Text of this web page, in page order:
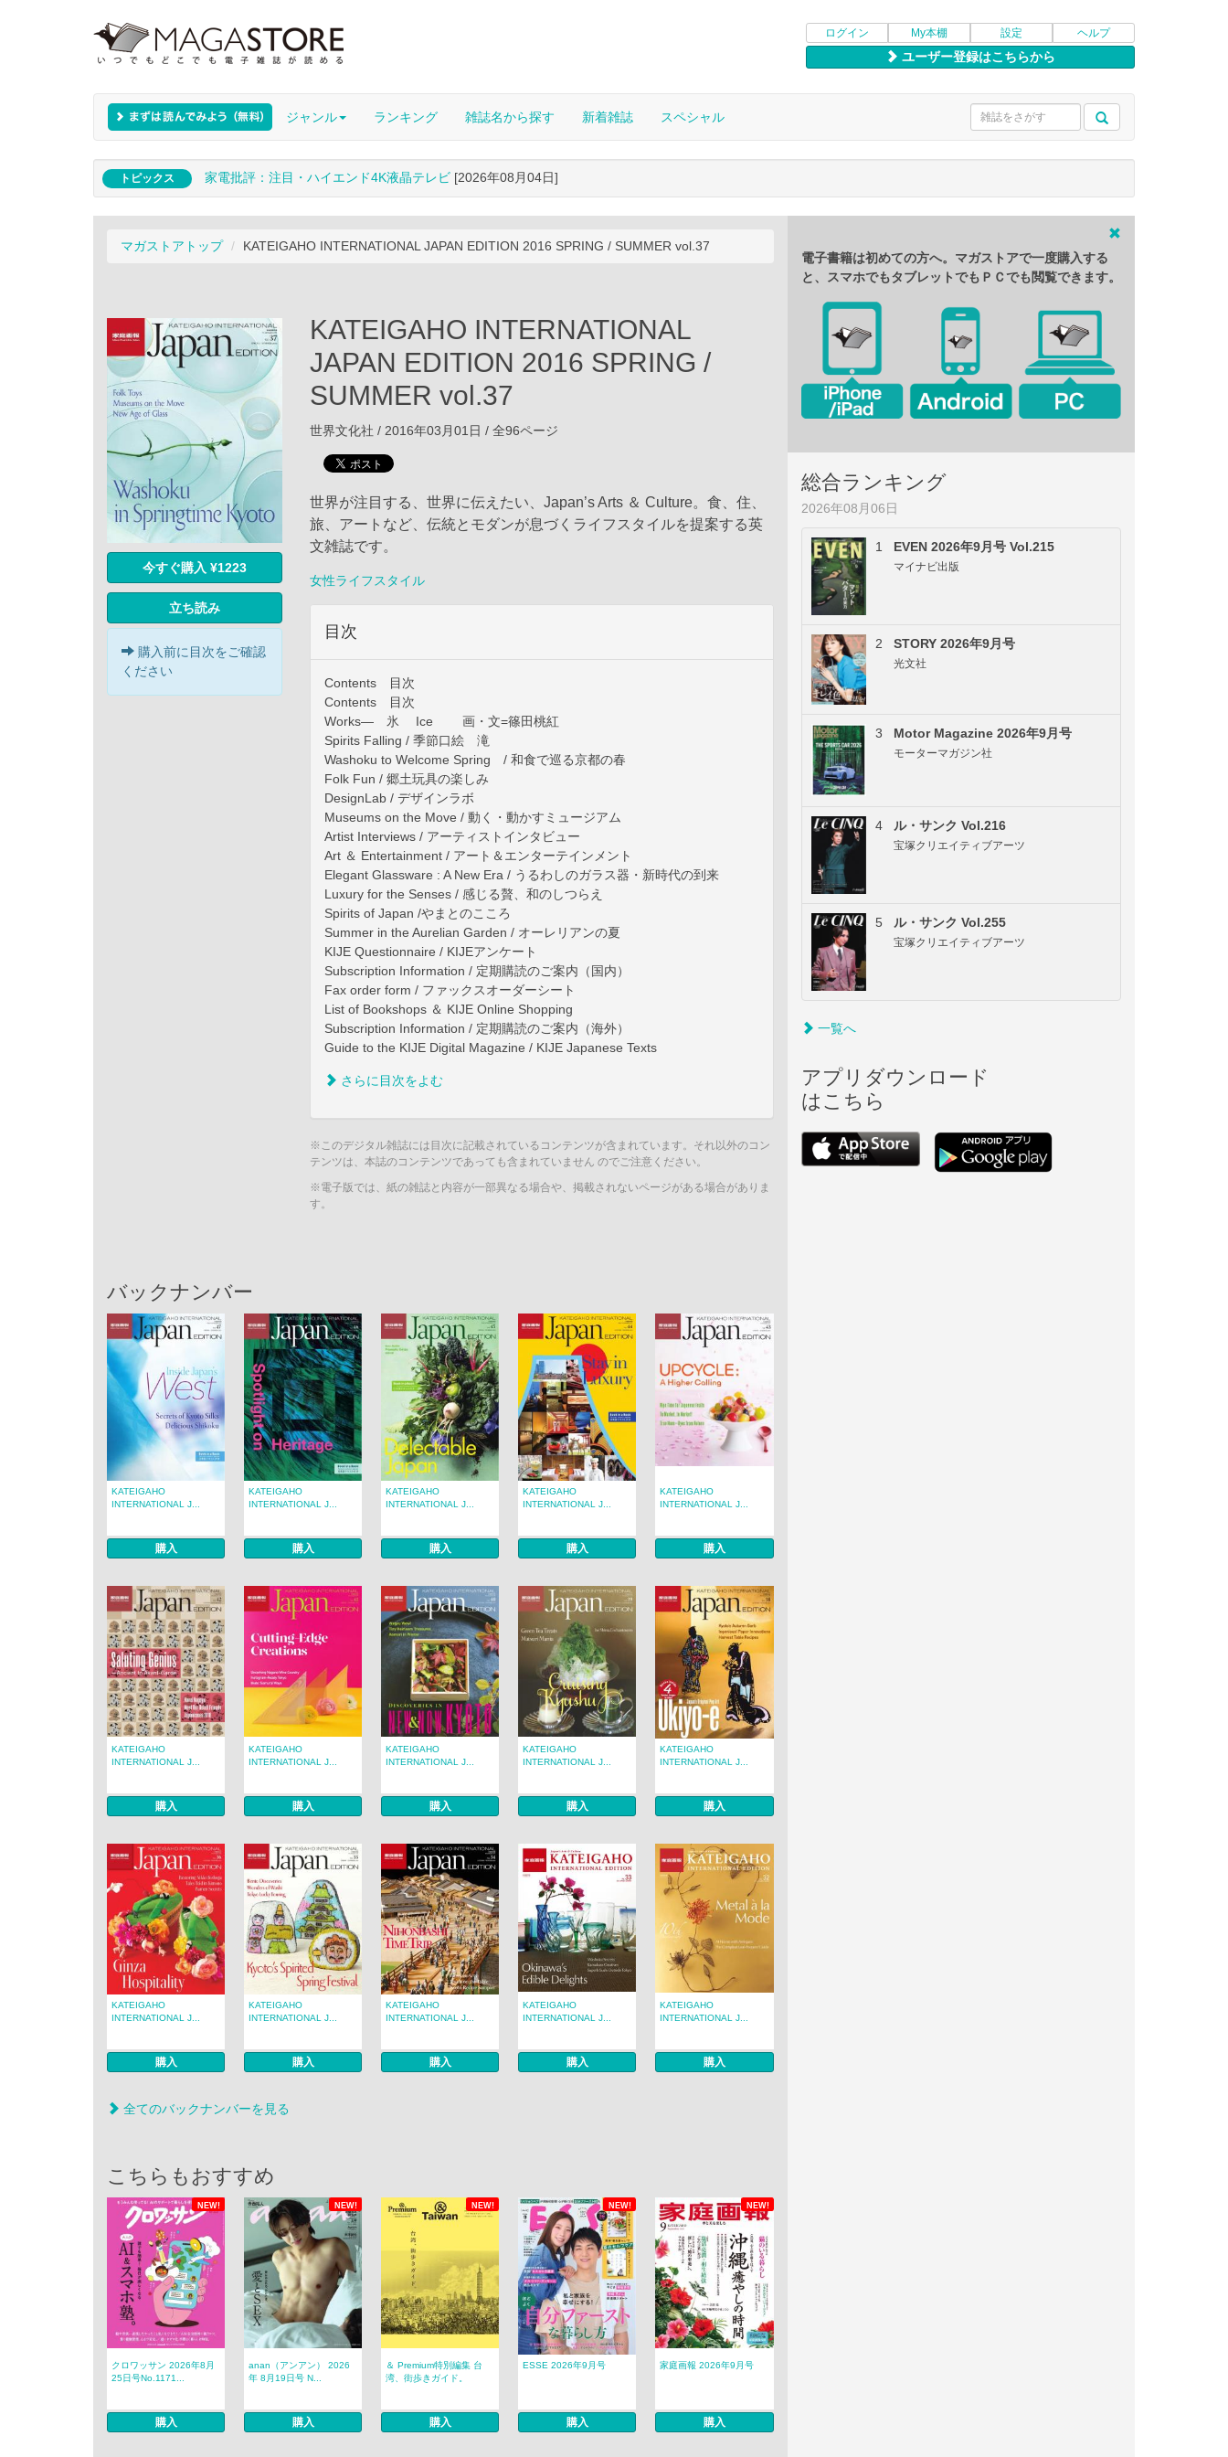
ログイン My本棚 設定 ヘルプ
ユーザー登録はこちらから
ジャンル ランキング 雑誌名から探す 新着雑誌 スペシャル
トピックス 家電批評：注目・ハイエンド4K液晶テレビ [2026年08月04日]
マガストアトップ KATEIGAHO INTERNATIONAL JAPAN EDITION 2016 SPRING / SUMMER vol.37
今すぐ購入 ¥1223
立ち読み
購入前に目次をご確認
ください
KATEIGAHO INTERNATIONAL
JAPAN EDITION 2016 SPRING /
SUMMER vol.37
世界文化社 / 2016年03月01日 / 全96ページ
世界が注目する、世界に伝えたい、Japan’s Arts ＆ Culture。食、住、
旅、アートなど、伝統とモダンが息づくライフスタイルを提案する英
文雑誌です。
女性ライフスタイル
目次
Contents 目次
Contents 目次
Works— 氷 Ice 画・文=篠田桃紅
Spirits Falling / 季節口絵 滝
Washoku to Welcome Spring / 和食で巡る京都の春
Folk Fun / 郷土玩具の楽しみ
DesignLab / デザインラボ
Museums on the Move / 動く・動かすミュージアム
Artist Interviews / アーティストインタビュー
Art ＆ Entertainment / アート＆エンターテインメント
Elegant Glassware : A New Era / うるわしのガラス器・新時代の到来
Luxury for the Senses / 感じる贅、和のしつらえ
Spirits of Japan /やまとのこころ
Summer in the Aurelian Garden / オーレリアンの夏
KIJE Questionnaire / KIJEアンケート
Subscription Information / 定期購読のご案内（国内）
Fax order form / ファックスオーダーシート
List of Bookshops ＆ KIJE Online Shopping
Subscription Information / 定期購読のご案内（海外）
Guide to the KIJE Digital Magazine / KIJE Japanese Texts
さらに目次をよむ
※このデジタル雑誌には目次に記載されているコンテンツが含まれています。それ以外のコン
テンツは、本誌のコンテンツであっても含まれていません のでご注意ください。
※電子版では、紙の雑誌と内容が一部異なる場合や、掲載されないページがある場合がありま
す。
バックナンバー
KATEIGAHO
INTERNATIONAL J...
購入
KATEIGAHO
INTERNATIONAL J...
購入
KATEIGAHO
INTERNATIONAL J...
購入
KATEIGAHO
INTERNATIONAL J...
購入
KATEIGAHO
INTERNATIONAL J...
購入
KATEIGAHO
INTERNATIONAL J...
購入
KATEIGAHO
INTERNATIONAL J...
購入
KATEIGAHO
INTERNATIONAL J...
購入
KATEIGAHO
INTERNATIONAL J...
購入
KATEIGAHO
INTERNATIONAL J...
購入
KATEIGAHO
INTERNATIONAL J...
購入
KATEIGAHO
INTERNATIONAL J...
購入
KATEIGAHO
INTERNATIONAL J...
購入
KATEIGAHO
INTERNATIONAL J...
購入
KATEIGAHO
INTERNATIONAL J...
購入
全てのバックナンバーを見る
こちらもおすすめ
NEW! NEW! NEW! NEW! NEW!
クロワッサン 2026年8月
25日号No.1171...
購入
anan（アンアン） 2026
年 8月19日号 N...
購入
＆ Premium特別編集 台
湾、街歩きガイド。
購入
ESSE 2026年9月号
購入
家庭画報 2026年9月号
購入
電子書籍は初めての方へ。マガストアで一度購入する
と、スマホでもタブレットでもＰＣでも閲覧できます。
総合ランキング
2026年08月06日
1 EVEN 2026年9月号 Vol.215
マイナビ出版
2 STORY 2026年9月号
光文社
3 Motor Magazine 2026年9月号
モーターマガジン社
4 ル・サンク Vol.216
宝塚クリエイティブアーツ
5 ル・サンク Vol.255
宝塚クリエイティブアーツ
一覧へ
アプリダウンロード
はこちら